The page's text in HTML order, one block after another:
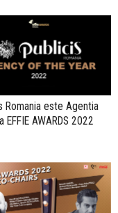
Romania este Agentia
EFFIE AWARDS 2022